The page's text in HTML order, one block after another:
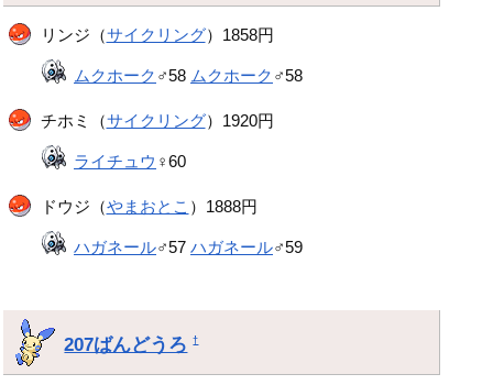
リンジ（サイクリング）1858円
ムクホーク ♂58 ムクホーク ♂58
チホミ（サイクリング）1920円
ライチュウ ♀60
ドウジ（やまおとこ ）1888円
ハガネール♂57ハガネール♂59
207ばんどうろ †